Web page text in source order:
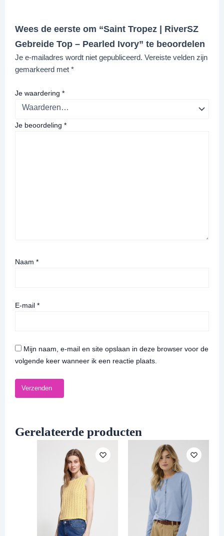
Wees de eerste om “Saint Tropez | RiverSZ
Gebreide Top – Pearled Ivory” te beoordelen
Je e-mailadres wordt niet gepubliceerd. Vereiste velden zijn
gemarkeerd met *
Je waardering *
Je beoordeling *
Naam *
E-mail *
Mijn naam, e-mail en site opslaan in deze browser voor de
volgende keer wanneer ik een reactie plaats.
Gerelateerde producten